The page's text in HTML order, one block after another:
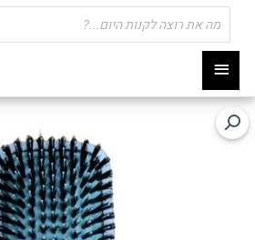
תפריט
ראשי
Products
search